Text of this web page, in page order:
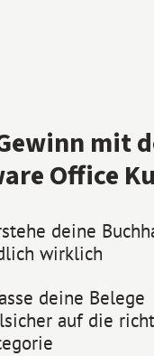
mit
Office
deine
wirklich
deine Belege
auf die